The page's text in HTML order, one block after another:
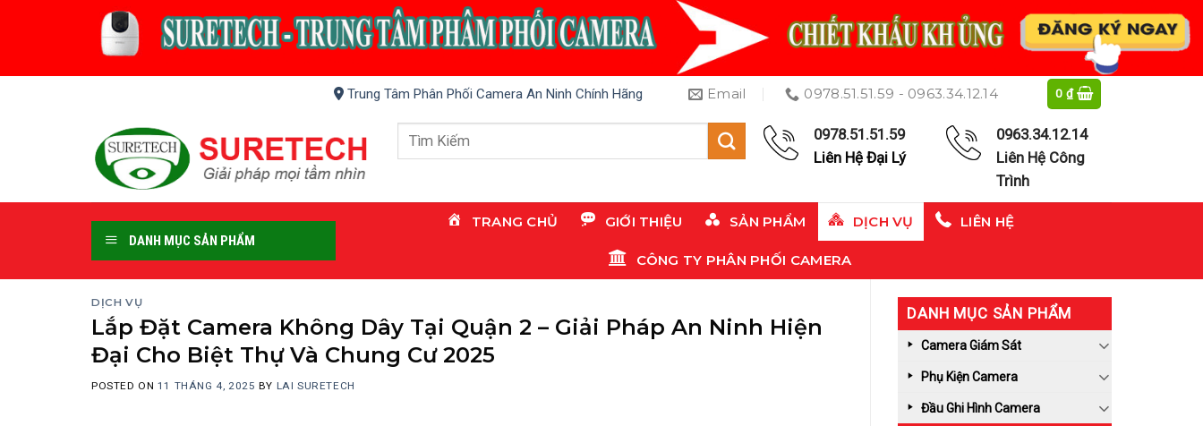
Trung Tâm Phân Phối Camera An Ninh Chính Hãng Email 0978.51.51.59 - 0963.34.12.14 0₫
Tìm
0978.51.51.59
Liên Hệ Đại Lý
0963.34.12.14
Liên Hệ Công
Trình
DANH MỤC SẢN PHẨM
TRANG CHỦ GIỚI THIỆU SẢN PHẨM DỊCH VỤ LIÊN HỆ
CÔNG TY PHÂN PHỐI CAMERA
DỊCH VỤ
Lắp Đặt Camera Không Dây Tại Quận 2 – Giải Pháp An Ninh Hiện
Đại Cho Biệt Thự Và Chung Cư 2025
POSTED ON 11 THÁNG 4, 2025 BY LAI SURETECH
DANH MỤC SẢN PHẨM
Camera Giám Sát
Phụ Kiện Camera
Đầu Ghi Hình Camera